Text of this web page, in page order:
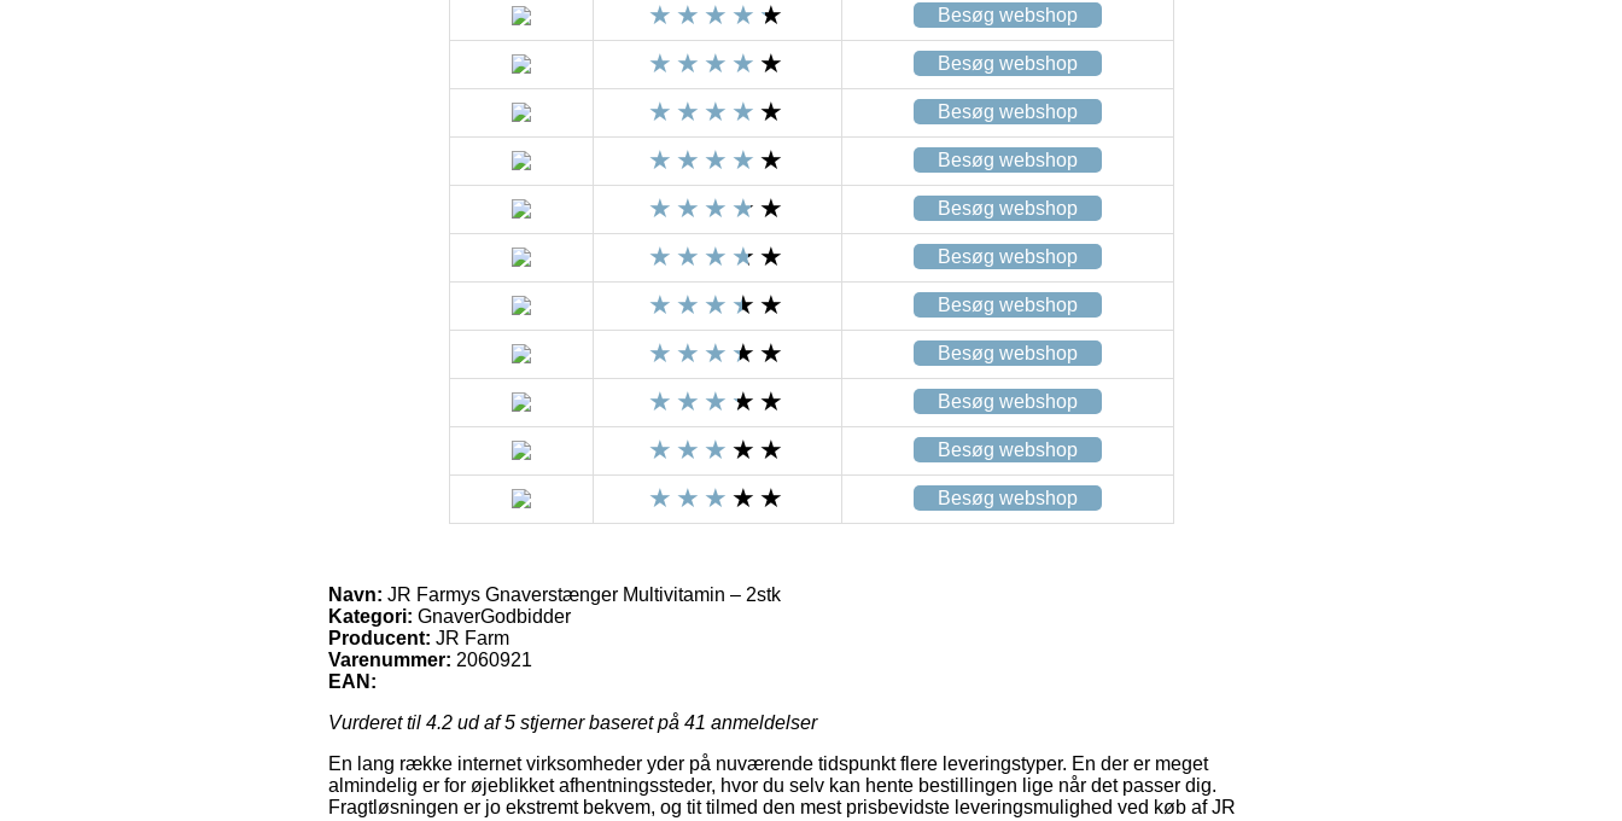
Besøg webshop
Besøg webshop
Besøg webshop
Besøg webshop
Besøg webshop
Besøg webshop
Besøg webshop
Besøg webshop
Besøg webshop
Besøg webshop
Besøg webshop
Navn: JR Farmys Gnaverstænger Multivitamin – 2stk
Kategori: GnaverGodbidder
Producent: JR Farm
Varenummer: 2060921
EAN:
Vurderet til 4.2 ud af 5 stjerner baseret på 41 anmeldelser
En lang række internet virksomheder yder på nuværende tidspunkt flere leveringstyper. En der er meget
almindelig er for øjeblikket afhentningssteder, hvor du selv kan hente bestillingen lige når det passer dig.
Fragtløsningen er jo ekstremt bekvem, og tit tilmed den mest prisbevidste leveringsmulighed ved køb af JR